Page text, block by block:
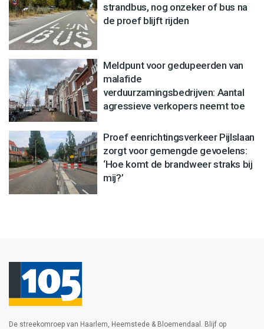
strandbus, nog onzeker of bus na
de proef blijft rijden
Meldpunt voor gedupeerden van
malafide
verduurzamingsbedrijven: Aantal
agressieve verkopers neemt toe
Proef eenrichtingsverkeer Pijlslaan
zorgt voor gemengde gevoelens:
‘Hoe komt de brandweer straks bij
mij?’
De streekomroep van Haarlem, Heemstede & Bloemendaal. Blijf op